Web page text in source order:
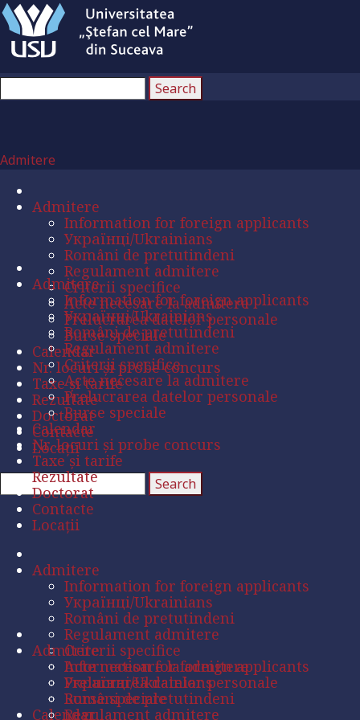
Admitere
Admitere
Information for foreign applicants
Українці/Ukrainians
Români de pretutindeni
Regulament admitere
Criterii specifice
Acte necesare la admitere
Prelucrarea datelor personale
Burse speciale
Calendar
Nr. locuri și probe concurs
Taxe și tarife
Rezultate
Doctorat
Contacte
Locații
Admitere
Information for foreign applicants
Українці/Ukrainians
Români de pretutindeni
Regulament admitere
Criterii specifice
Acte necesare la admitere
Prelucrarea datelor personale
Burse speciale
Calendar
Nr. locuri și probe concurs
Taxe și tarife
Rezultate
Doctorat
Contacte
Locații
Admitere
Information for foreign applicants
Українці/Ukrainians
Români de pretutindeni
Regulament admitere
Criterii specifice
Acte necesare la admitere
Prelucrarea datelor personale
Burse speciale
Calendar
Admitere
Information for foreign applicants
Українці/Ukrainians
Români de pretutindeni
Regulament admitere